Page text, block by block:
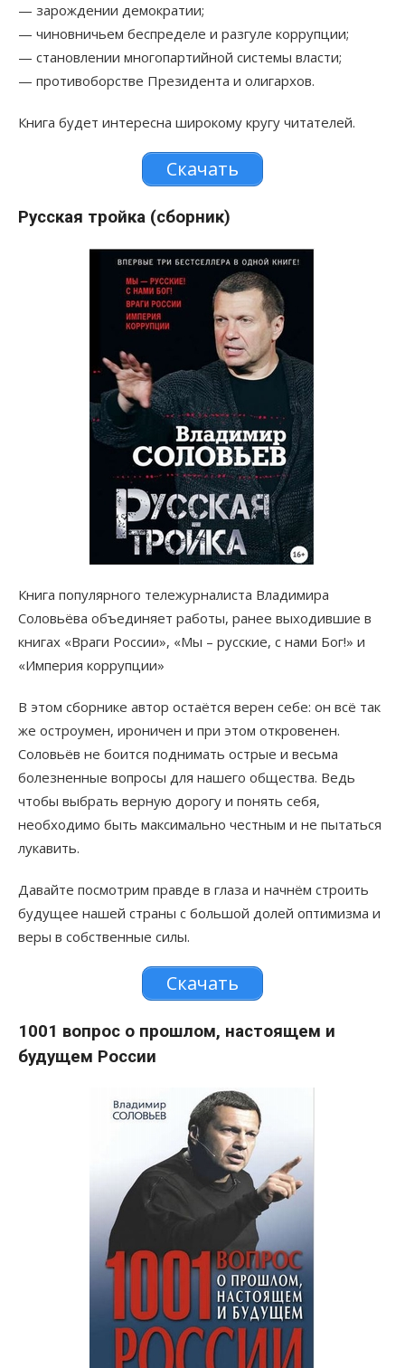
— зарождении демократии;
— чиновничьем беспределе и разгуле коррупции;
— становлении многопартийной системы власти;
— противоборстве Президента и олигархов.
Книга будет интересна широкому кругу читателей.
Скачать
Русская тройка (сборник)
Книга популярного тележурналиста Владимира
Соловьёва объединяет работы, ранее выходившие в
книгах «Враги России», «Мы – русские, с нами Бог!» и
«Империя коррупции»
В этом сборнике автор остаётся верен себе: он всё так
же остроумен, ироничен и при этом откровенен.
Соловьёв не боится поднимать острые и весьма
болезненные вопросы для нашего общества. Ведь
чтобы выбрать верную дорогу и понять себя,
необходимо быть максимально честным и не пытаться
лукавить.
Давайте посмотрим правде в глаза и начнём строить
будущее нашей страны с большой долей оптимизма и
веры в собственные силы.
Скачать
1001 вопрос о прошлом, настоящем и
будущем России